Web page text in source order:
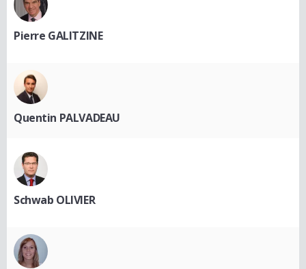
Pierre GALITZINE
Quentin PALVADEAU
Schwab OLIVIER